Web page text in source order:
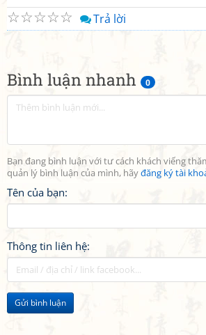
Bình luận nhanh 0
Bạn đang bình luận với tư cách khách viếng
quản lý bình luận của mình, hãyđăng ký tài
Tên của bạn:
Thông tin liên hệ:
Gửi bình luận
☆
☆
☆
☆
☆ Trả lời